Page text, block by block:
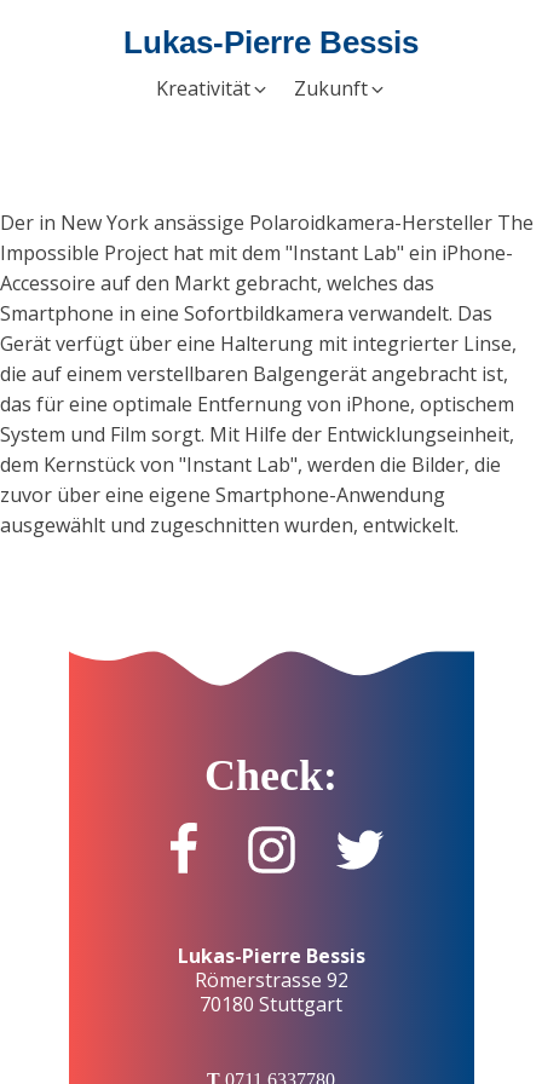
Lukas-Pierre Bessis
Kreativität Zukunft
Der in New York ansässige Polaroidkamera-Hersteller The
Impossible Project hat mit dem "Instant Lab" ein iPhone-
Accessoire auf den Markt gebracht, welches das
Smartphone in eine Sofortbildkamera verwandelt. Das
Gerät verfügt über eine Halterung mit integrierter Linse,
die auf einem verstellbaren Balgengerät angebracht ist,
das für eine optimale Entfernung von iPhone, optischem
System und Film sorgt. Mit Hilfe der Entwicklungseinheit,
dem Kernstück von "Instant Lab", werden die Bilder, die
zuvor über eine eigene Smartphone-Anwendung
ausgewählt und zugeschnitten wurden, entwickelt.
Check:
Lukas-Pierre Bessis
Römerstrasse 92
70180 Stuttgart
T 0711 6337780